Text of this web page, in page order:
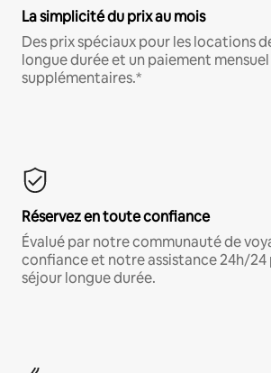
La simplicité du prix au mois
Des prix spéciaux pour les locations
longue durée et un paiement
supplémentaires.*
Réservez en toute confiance
Évalué par notre communauté de
confiance et notre assistance 24h/
séjour longue durée.